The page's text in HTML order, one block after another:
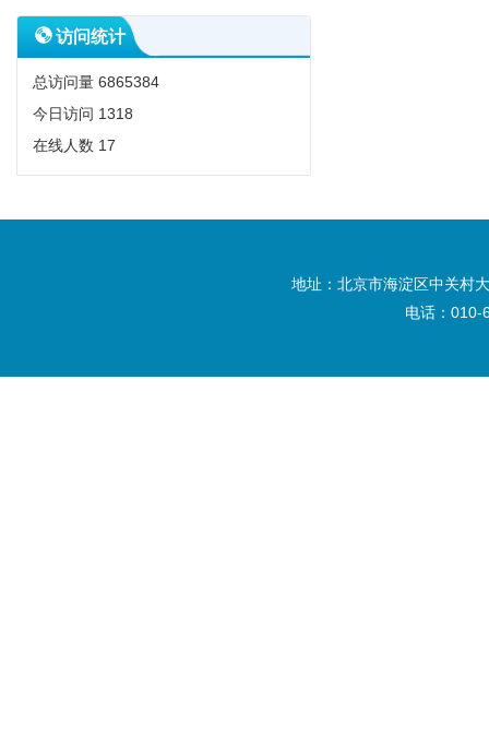
访问统计
总访问量 6865384
今日访问 1318
在线人数 17
地址：北京市海淀区中关村
电话：